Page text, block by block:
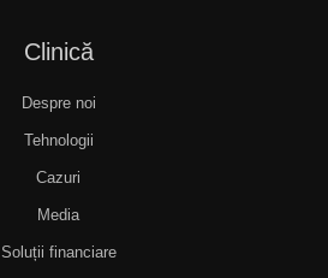
Clinică
Despre noi
Tehnologii
Cazuri
Media
Soluții financiare